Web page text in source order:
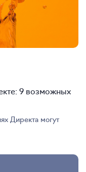
9 возможных
Директа могут